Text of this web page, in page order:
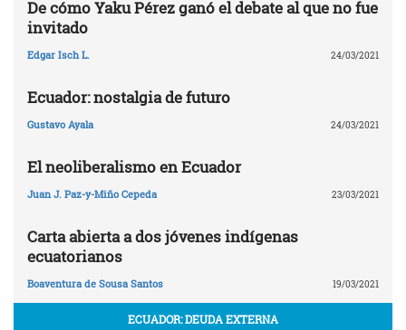
De cómo Yaku Pérez ganó el debate al que no fue
invitado
Edgar Isch L. 24/03/2021
Ecuador: nostalgia de futuro
Gustavo Ayala 24/03/2021
El neoliberalismo en Ecuador
Juan J. Paz-y-Miño Cepeda 23/03/2021
Carta abierta a dos jóvenes indígenas
ecuatorianos
Boaventura de Sousa Santos 19/03/2021
ECUADOR: DEUDA EXTERNA